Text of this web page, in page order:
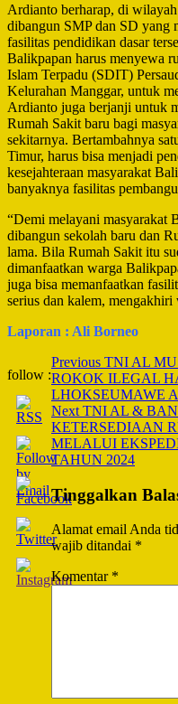
Ardianto berharap, di
dibangun SMP dan SD yang
fasilitas pendidikan dasar
Balikpapan harus menyewa
Islam Terpadu (SDIT)
Kelurahan Manggar, untuk
Ardianto juga berjanji untuk
Rumah Sakit baru bagi
sekitarnya. Bertambahnya
Timur, harus bisa menjadi
kesejahteraan masyarakat
banyaknya fasilitas
“Demi melayani masyarakat
dibangun sekolah baru dan
lama. Bila Rumah Sakit itu
dimanfaatkan warga
juga bisa memanfaatkan
serius dan kalem,
Laporan : Ali Borneo
follow :
Post
Navigation
Previous TNI AL
ROKOK ILEGAL
LHOKSEUMAWE
Next TNI AL &
KETERSEDIAAN
MELALUI
TAHUN 2024
Tinggalkan
Alamat email Anda
wajib ditandai *
Komentar *